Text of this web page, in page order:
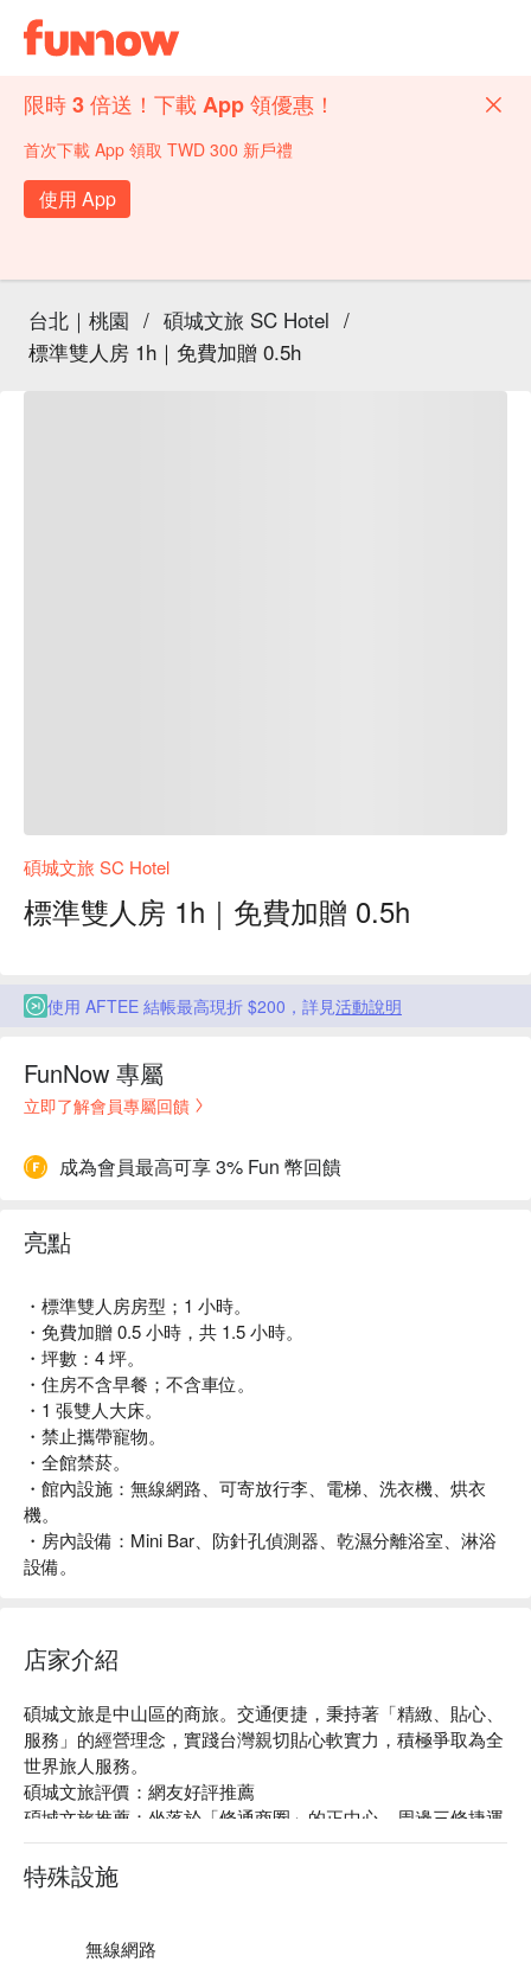
限時 3 倍送！下載 App 領優惠！
首次下載 App 領取 TWD 300 新戶禮
使用 App
台北｜桃園 / 碩城文旅 SC Hotel /
標準雙人房 1h｜免費加贈 0.5h
碩城文旅 SC Hotel
標準雙人房 1h｜免費加贈 0.5h
使用 AFTEE 結帳最高現折 $200，詳見活動說明
FunNow 專屬
立即了解會員專屬回饋
成為會員最高可享 3% Fun 幣回饋
亮點
・標準雙人房房型；1 小時。
・免費加贈 0.5 小時，共 1.5 小時。
・坪數：4 坪。
・住房不含早餐；不含車位。
・1 張雙人大床。
・禁止攜帶寵物。
・全館禁菸。
・館內設施：無線網路、可寄放行李、電梯、洗衣機、烘衣
機。
・房內設備：Mini Bar、防針孔偵測器、乾濕分離浴室、淋浴
設備。
店家介紹
碩城文旅是中山區的商旅。交通便捷，秉持著「精緻、貼心、
服務」的經營理念，實踐台灣親切貼心軟實力，積極爭取為全
世界旅人服務。
碩城文旅評價：網友好評推薦
碩城文旅推薦：坐落於「條通商圈」的正中心，周邊三條捷運
環繞，鄰近南西、華陰商圈。客房簡潔時尚的風格，舒適的空
間讓您洗盡疲憊充分休憩，享受溫馨美好片刻，更設有 Mini
吧提供免費飲品及零食供您享用。
特殊設施
無線網路